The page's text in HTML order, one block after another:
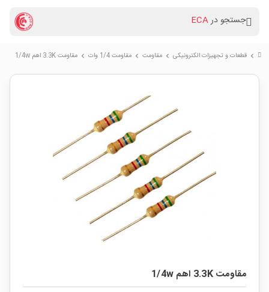
جستجو درECA
chevron_right قطعات و تجهیزات الکترونیکی chevron_right مقاومت chevron_right مقاومت 1/4 وات chevron_right مقاومت 3.3K اهم 1/4w
مقاومت 3.3K اهم 1/4w